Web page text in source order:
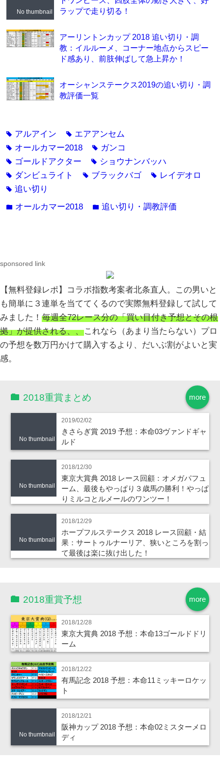
No thumbnail
ラップで走り切る！
アーリントンカップ 2018 追い切り・調
教：イルルーメ、コーナー地点からスピー
ド感あり、前肢伸ばして急上昇か！
オーシャンステークス2019の追い切り・調
教評価一覧
tag アルアイン tag エアアンセム
tag オールカマー2018 tag ガンコ
tag ゴールドアクター tag ショウナンバッハ
tag ダンビュライト tag ブラックバゴ tag レイデオロ
tag追い切り
folder オールカマー2018 folder追い切り・調教評価
sponsored link
【無料登録レポ】コラボ指数考案者北条直人。この男いと
も簡単に３連単を当ててくるので実際無料登録して試して
みました！ 毎週全72レース分の「買い目付き予想とその根
拠」が提供される、、これなら（あまり当たらない）プロ
の予想を数万円かけて購入するより、だいぶ割がよいと実
感。
more
2018重賞まとめ
No thumbnail
2019/02/02
きさらぎ賞 2019 予想：本命03ヴァンドギャ
ルド
No thumbnail
2018/12/30
東京大賞典 2018 レース回顧：オメガパフュ
ーム、最後もやっぱり３歳馬の勝利！やっぱ
りミルコとルメールのワンツー！
No thumbnail
2018/12/29
ホープフルステークス 2018 レース回顧・結
果：サートゥルナーリア、狭いところを割っ
て最後は楽に抜け出した！
more
2018重賞予想
2018/12/28
東京大賞典 2018 予想：本命13ゴールドドリ
ーム
2018/12/22
有馬記念 2018 予想：本命11ミッキーロケッ
ト
No thumbnail
2018/12/21
阪神カップ 2018 予想：本命02ミスターメロ
ディ